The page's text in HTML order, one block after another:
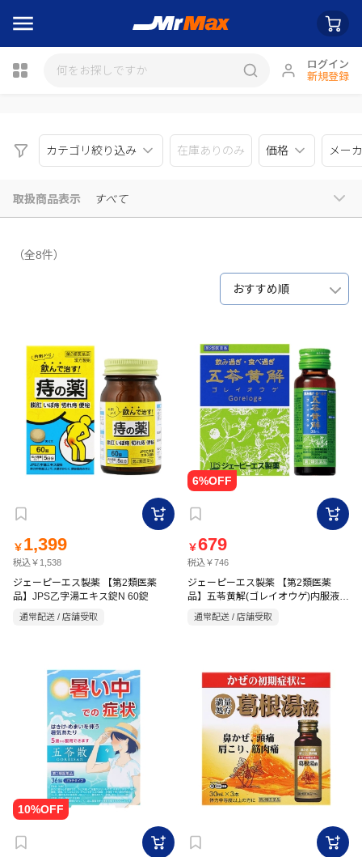
ログイン
新規登録
カテゴリ絞り込み 在庫ありのみ 価格 メー
取扱商品表示 すべて
（全8件）
おすすめ順
￥ 1,399
税込￥1,538
ジェーピーエス製薬 【第2類医薬
品】JPS乙字湯エキス錠N 60錠
通常配送 / 店舗受取
￥679
税込￥746
ジェーピーエス製薬 【第2類医薬
品】五苓黄解(ゴレイオウゲ)内服液
30ml×2本
通常配送 / 店舗受取